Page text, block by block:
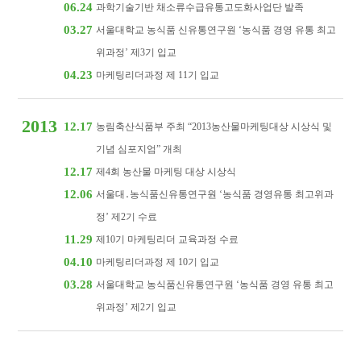
06.24 과학기술기반 채소류수급유통고도화사업단 발족
03.27 서울대학교 농식품 신유통연구원 ‘농식품 경영 유통 최고
위과정’ 제3기 입교
04.23 마케팅리더과정 제 11기 입교
2013 12.17 농림축산식품부 주최 “2013농산물마케팅대상 시상식 및
기념 심포지엄” 개최
12.17 제4회 농산물 마케팅 대상 시상식
12.06 서울대․농식품신유통연구원 ‘농식품 경영유통 최고위과
정’ 제2기 수료
11.29 제10기 마케팅리더 교육과정 수료
04.10 마케팅리더과정 제 10기 입교
03.28 서울대학교 농식품신유통연구원 ‘농식품 경영 유통 최고
위과정’ 제2기 입교